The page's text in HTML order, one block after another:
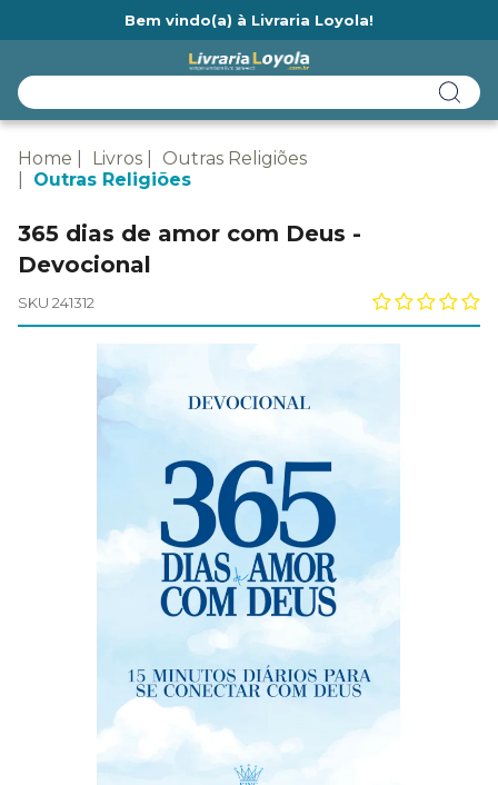
Bem vindo(a) à Livraria Loyola!
Home Livros
Outras Religiões
Outras Religiões
365 dias de amor com Deus -
Devocional
SKU 241312